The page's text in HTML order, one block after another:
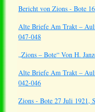
Bericht von Zions - Bote
Alte Briefe Am Trakt –
047-048
„Zions – Bote“ Von H.
Alte Briefe Am Trakt –
042-046
Zions - Bote 27 Juli 1921,